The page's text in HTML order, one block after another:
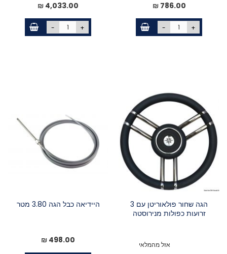
786.00 ₪
- +
4,033.00 ₪
- +
הגה שחור פולאוריטן עם 3
זרועות כפולות מנירוסטה
אזל מהמלאי
היידיאה כבל הגה 3.80 מטר
498.00 ₪